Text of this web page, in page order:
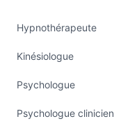
Hypnothérapeute
Kinésiologue
Psychologue
Psychologue clinicien